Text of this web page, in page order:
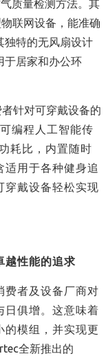
质量检测方法。其
联网设备，能准确
独特的无风扇设计
于居家和办公环
针对可穿戴设备的
编程人工智能传
耗比，内置随时
用于各种健身追
穿戴设备轻松实现
越性能的追求
费者及设备厂商对
日俱增。这意味着
的模组，并实现更
全新推出的